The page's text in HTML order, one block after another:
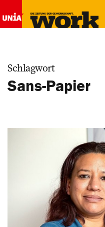
Schlagwort
Sans-Papier